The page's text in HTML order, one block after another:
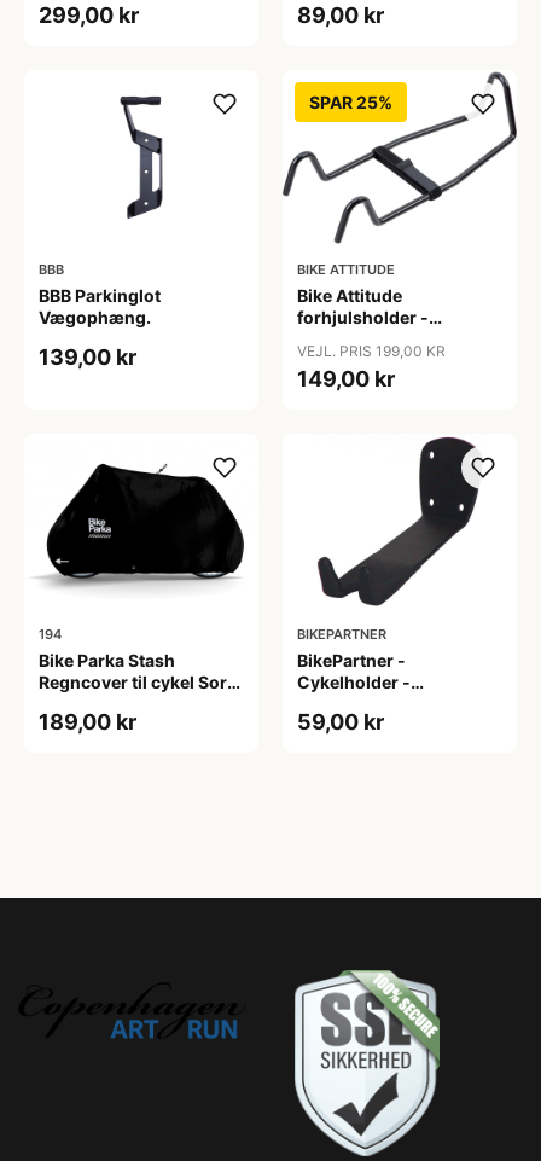
Max 20 kg - Sort
299,00 kr 89,00 kr
BBB
BBB Parkinglot
Vægophæng.
139,00 kr
SPAR 25%
BIKE ATTITUDE
Bike Attitude
forhjulsholder -
/overrør
VEJL. PRIS 199,00 KR
149,00 kr
194
Bike Parka Stash
Regncover til cykel Sort
189,00 kr
BIKEPARTNER
BikePartner -
Cykelholder -
vægophæng - Sort
59,00 kr